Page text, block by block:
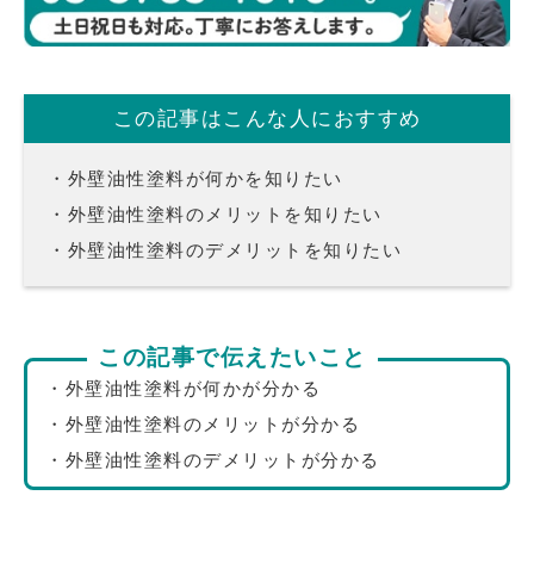
この記事はこんな人におすすめ
・外壁油性塗料が何かを知りたい
・外壁油性塗料のメリットを知りたい
・外壁油性塗料のデメリットを知りたい
この記事で伝えたいこと
・外壁油性塗料が何かが分かる
・外壁油性塗料のメリットが分かる
・外壁油性塗料のデメリットが分かる